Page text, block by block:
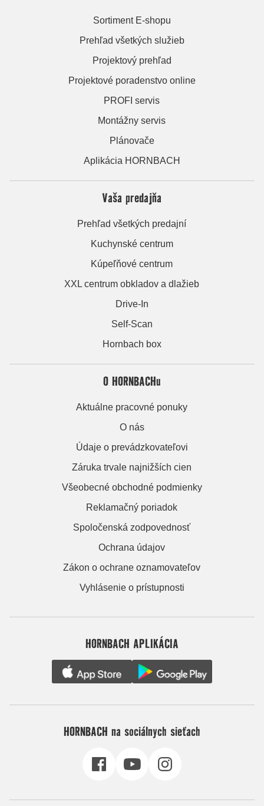
Sortiment E-shopu
Prehľad všetkých služieb
Projektový prehľad
Projektové poradenstvo online
PROFI servis
Montážny servis
Plánovače
Aplikácia HORNBACH
Vaša predajňa
Prehľad všetkých predajní
Kuchynské centrum
Kúpeľňové centrum
XXL centrum obkladov a dlažieb
Drive-In
Self-Scan
Hornbach box
O HORNBACHu
Aktuálne pracovné ponuky
O nás
Údaje o prevádzkovateľovi
Záruka trvale najnižších cien
Všeobecné obchodné podmienky
Reklamačný poriadok
Spoločenská zodpovednosť
Ochrana údajov
Zákon o ochrane oznamovateľov
Vyhlásenie o prístupnosti
HORNBACH APLIKÁCIA
HORNBACH na sociálnych sieťach